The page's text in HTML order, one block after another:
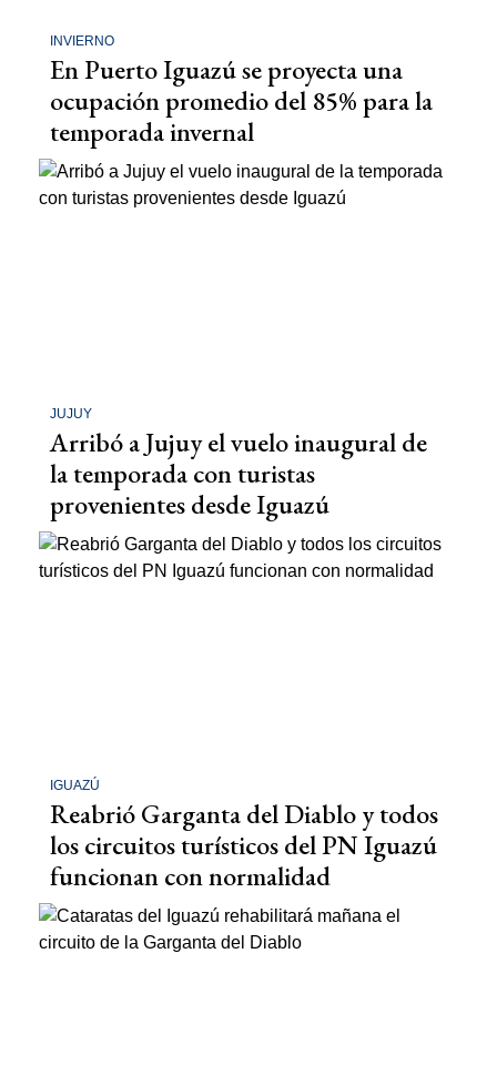
INVIERNO
En Puerto Iguazú se proyecta una
ocupación promedio del 85% para la
temporada invernal
JUJUY
Arribó a Jujuy el vuelo inaugural de
la temporada con turistas
provenientes desde Iguazú
IGUAZÚ
Reabrió Garganta del Diablo y todos
los circuitos turísticos del PN Iguazú
funcionan con normalidad